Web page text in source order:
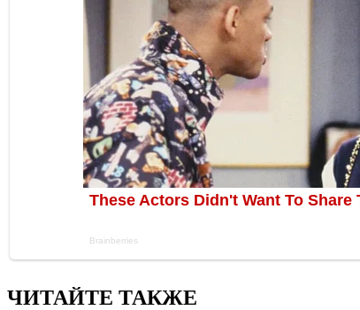
ЧИТАЙТЕ ТАКЖЕ